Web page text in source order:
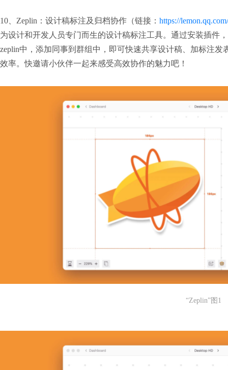
10、Zeplin：设计稿标注及归档协作（链接： https://
为设计和开发人员专门而生的设计稿标注工具。通过安装插件
zeplin中，添加同事到群组中，即可快速共享设计稿、加标注
效率。快邀请小伙伴一起来感受高效协作的魅力吧！
“Zeplin”图1